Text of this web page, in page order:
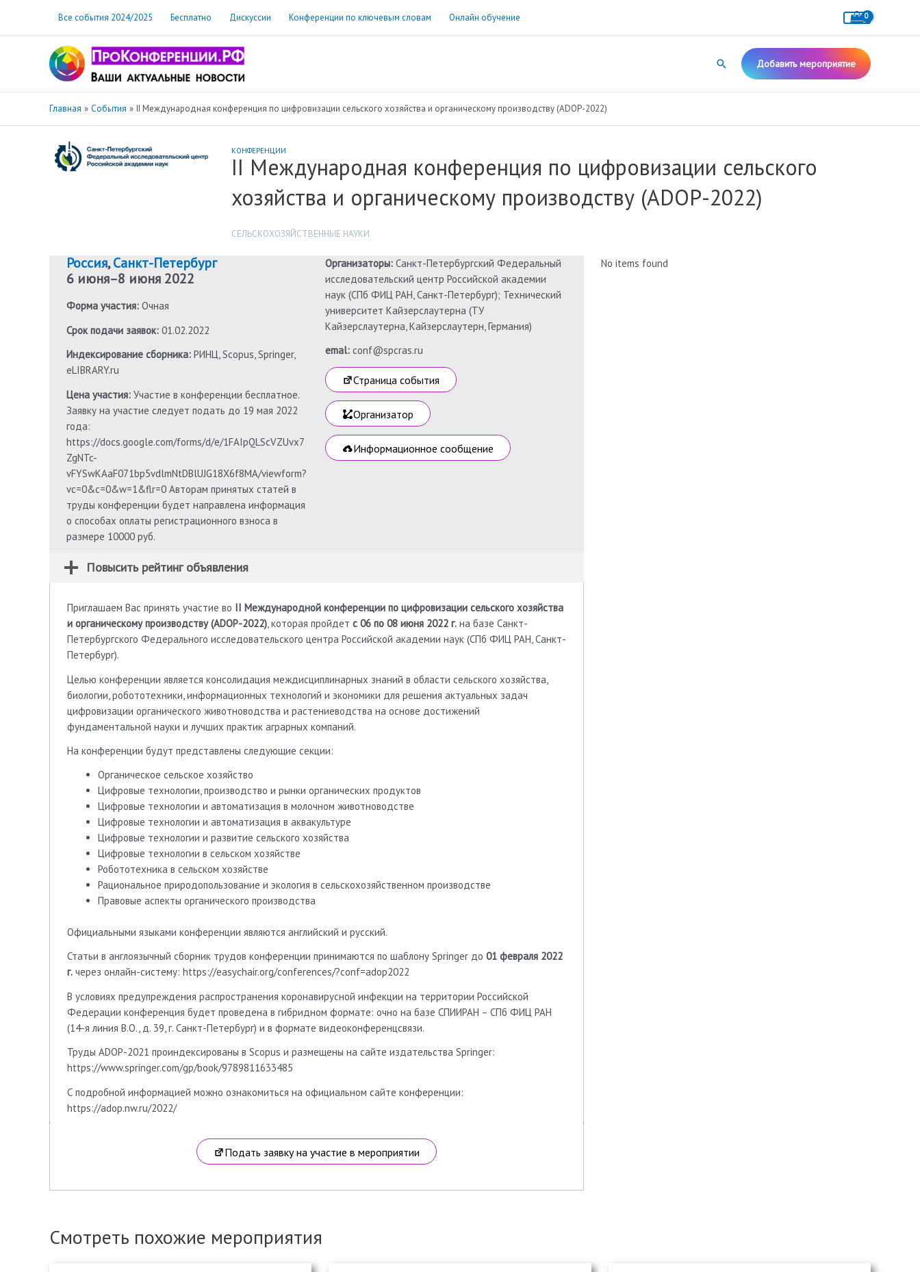
содержимому
Все события 2024/2025 Бесплатно Дискуссии Конференции по ключевым словам Онлайн обучение
Поиск Добавить мероприятие
Главная События II Международная конференция по цифровизации сельского хозяйства и органическому производству (ADOP-2022)
КОНФЕРЕНЦИИ
II Международная конференция по цифровизации сельского
хозяйства и органическому производству (ADOP-2022)
СЕЛЬСКОХОЗЯЙСТВЕННЫЕ НАУКИ
Россия,Санкт-Петербург
6 июня–8 июня 2022
Форма участия: Очная
Срок подачи заявок: 01.02.2022
Индексирование сборника: РИНЦ, Scopus, Springer,
eLIBRARY.ru
Цена участия: Участие в конференции бесплатное.
Заявку на участие следует подать до 19 мая 2022
года:
https://docs.google.com/forms/d/e/1FAIpQLScVZUvx7
ZgNTc-
vFYSwKAaF071bp5vdlmNtDBlUJG18X6f8MA/viewform?
vc=0&c=0&w=1&flr=0 Авторам принятых статей в
труды конференции будет направлена информация
о способах оплаты регистрационного взноса в
размере 10000 руб.
Организаторы: Санкт-Петербургский Федеральный
исследовательский центр Российской академии
наук (СПб ФИЦ РАН, Санкт-Петербург); Технический
университет Кайзерслаутерна (TУ
Кайзерслаутерна, Кайзерслаутерн, Германия)
emal:conf@spcras.ru
Страница события
Организатор
Информационное сообщение
Повысить рейтинг объявления
Приглашаем Вас принять участие во II Международной конференции по цифровизации сельского хозяйства
и органическому производству (ADOP-2022), которая пройдет с 06 по 08 июня 2022 г. на базе Санкт-
Петербургского Федерального исследовательского центра Российской академии наук (СПб ФИЦ РАН, Санкт-
Петербург).
Целью конференции является консолидация междисциплинарных знаний в области сельского хозяйства,
биологии, робототехники, информационных технологий и экономики для решения актуальных задач
цифровизации органического животноводства и растениеводства на основе достижений
фундаментальной науки и лучших практик аграрных компаний.
На конференции будут представлены следующие секции:
Органическое сельское хозяйство
Цифровые технологии, производство и рынки органических продуктов
Цифровые технологии и автоматизация в молочном животноводстве
Цифровые технологии и автоматизация в аквакультуре
Цифровые технологии и развитие сельского хозяйства
Цифровые технологии в сельском хозяйстве
Робототехника в сельском хозяйстве
Рациональное природопользование и экология в сельскохозяйственном производстве
Правовые аспекты органического производства
Официальными языками конференции являются английский и русский.
Статьи в англоязычный сборник трудов конференции принимаются по шаблону Springer до 01 февраля 2022
г. через онлайн-систему: https://easychair.org/conferences/?conf=adop2022
В условиях предупреждения распространения коронавирусной инфекции на территории Российской
Федерации конференция будет проведена в гибридном формате: очно на базе СПИИРАН – СПб ФИЦ РАН
(14-я линия В.О., д. 39, г. Санкт-Петербург) и в формате видеоконференцсвязи.
Труды ADOP-2021 проиндексированы в Scopus и размещены на сайте издательства Springer:
https://www.springer.com/gp/book/9789811633485
С подробной информацией можно ознакомиться на официальном сайте конференции:
https://adop.nw.ru/2022/
Подать заявку на участие в мероприятии
No items found
Смотреть похожие мероприятия